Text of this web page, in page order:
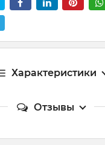
Характеристики
Отзывы